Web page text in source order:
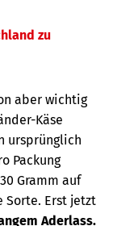
zu
aber wichtig
Käse
ursprünglich
Packung
Gramm auf
Sorte. Erst jetzt
Aderlass.